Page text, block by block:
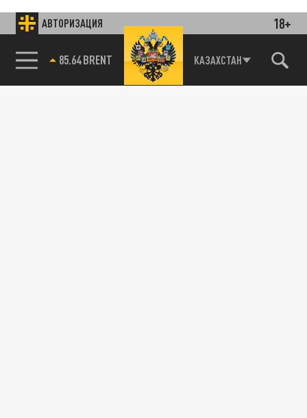
АВТОРИЗАЦИЯ 18+
85.64 BRENT КАЗАХСТАН